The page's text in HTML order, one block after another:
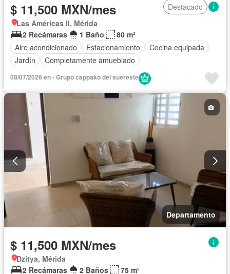
$ 11,500 MXN/mes
Destacado
Las Américas II, Mérida
2 Recámaras
1 Baño
80 m²
Aire acondicionado
Estacionamiento
Cocina equipada
Jardín
Completamente amueblado
08/07/2026 en - Grupo cappako del suereste
Departamento
$ 11,500 MXN/mes
Dzitya, Mérida
2 Recámaras
2 Baños 75 m²